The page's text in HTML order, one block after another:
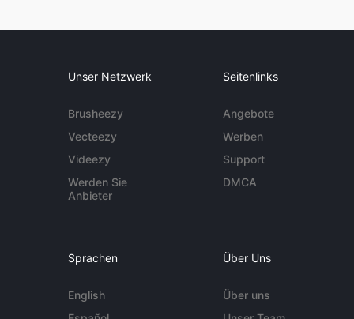
Unser Netzwerk
Brusheezy
Vecteezy
Videezy
Werden Sie
Anbieter
Seitenlinks
Angebote
Werben
Support
DMCA
Sprachen
English
Über Uns
Über uns